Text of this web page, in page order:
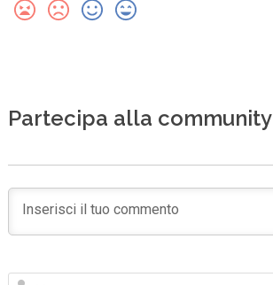
Partecipa alla community